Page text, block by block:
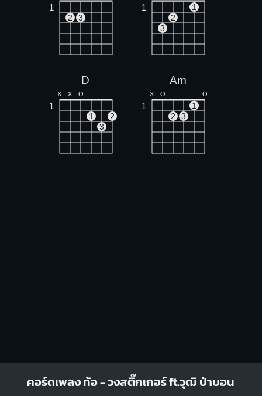
1
2 3
1
1
2
3
D
X X O
1
1
2
3
Am
X O O
1
1
2
3
คอร์ดเพลง ท้อ - วงสติ๊กเกอร์ ft.วุฒิ ป่าบอน